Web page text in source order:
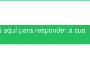
aquí para responder a sus